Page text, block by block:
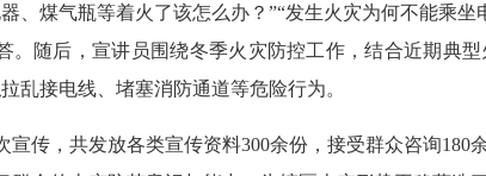
、煤气瓶等着火了该怎么办？”“发生火灾为何不能乘
。随后，宣讲员围绕冬季火灾防控工作，结合近期典
乱接电线、堵塞消防通道等危险行为。
，共发放各类宣传资料300余份，接受群众咨询180